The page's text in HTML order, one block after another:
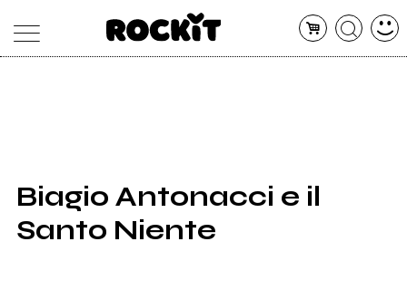
SHOP
RADIO
Biagio Antonacci e il
Santo Niente